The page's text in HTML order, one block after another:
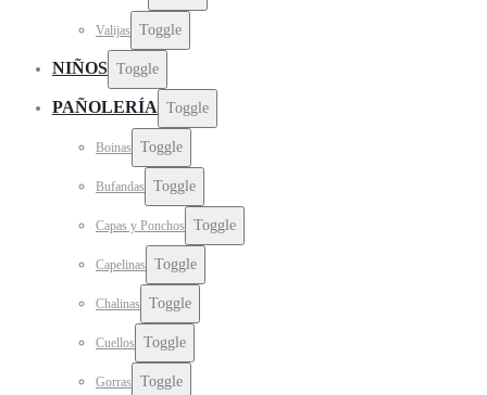
Valijas Toggle
NIÑOS Toggle
PAÑOLERÍA Toggle
Boinas Toggle
Bufandas Toggle
Capas y Ponchos Toggle
Capelinas Toggle
Chalinas Toggle
Cuellos Toggle
Gorras Toggle